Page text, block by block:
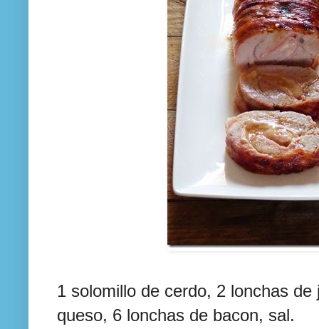
1 solomillo de cerdo, 2 lonchas
queso, 6 lonchas de bacon, sal.